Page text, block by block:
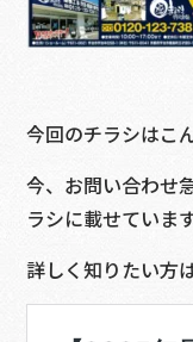
今回のチラシはこ
今、お問い合わせ
ラシに載せていま
詳しく知りたい方